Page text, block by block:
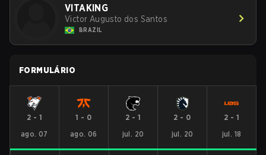
VITAKING
Victor Augusto dos Santos
BRAZIL
FORMULÁRIO
2 - 1
ago. 07
1 - 0
ago. 06
2 - 1
jul. 20
2 - 0
jul. 20
2 - 1
jul. 18